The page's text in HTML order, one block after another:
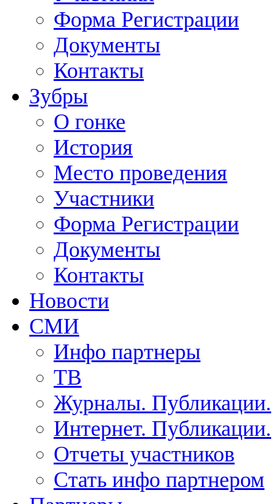
Форма Регистрации
Документы
Контакты
Зубры
О гонке
История
Место проведения
Участники
Форма Регистрации
Документы
Контакты
Новости
СМИ
Инфо партнеры
ТВ
Журналы. Публикации.
Интернет. Публикации.
Отчеты участников
Стать инфо партнером